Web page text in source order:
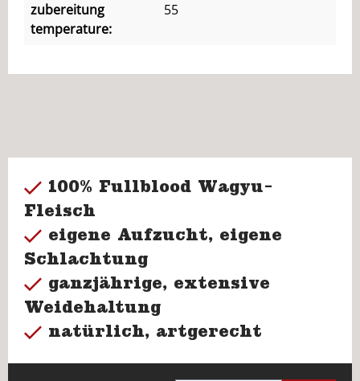
zubereitung
temperature:
55
100% Fullblood Wagyu-
Fleisch
eigene Aufzucht, eigene
Schlachtung
ganzjährige, extensive
Weidehaltung
natürlich, artgerecht